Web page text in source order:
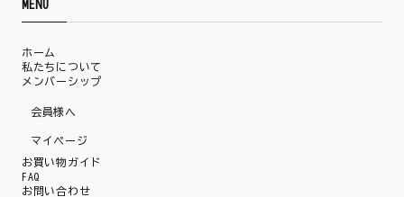
MENU
ホーム
私たちについて
メンバーシップ
会員様へ
マイページ
お買い物ガイド
FAQ
お問い合わせ